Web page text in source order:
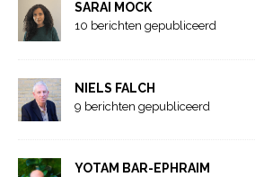
SARAI MOCK
10 berichten gepubliceerd
NIELS FALCH
9 berichten gepubliceerd
YOTAM BAR-EPHRAIM